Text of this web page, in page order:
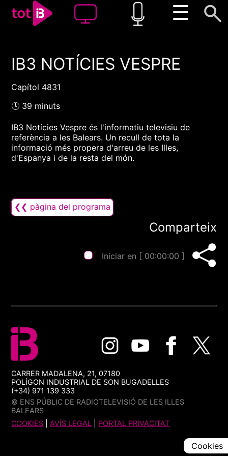
☰
00:00 00:00
IB3 NOTÍCIES VESPRE
Capítol 4831
🕓 39 minuts
IB3 Notícies Vespre és l'informatiu televisiu de
referència a les Balears. Un recull de tota la
informació més propera d'arreu de les Illes,
d'Espanya i de la resta del món.
❮❮ pàgina del programa
Comparteix
Iniciar en [ 00:00:00 ]
CARRER MADALENA, 21, 07180
POLÍGON INDUSTRIAL DE SON BUGADELLES
(+34) 971 139 333
© ENS PÚBLIC DE RADIOTELEVISIÓ DE LES ILLES
BALEARS
COOKIES |AVÍS LEGAL PORTAL PRIVACITAT
Cookies